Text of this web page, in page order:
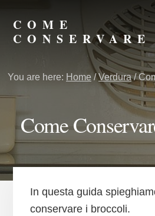
primary
sidebar
contentCOME
CONSERVARE
Come
Conservare
You are here: Home / Verdura /
Come
In questa guida
conservare i broccoli.